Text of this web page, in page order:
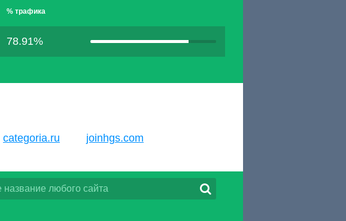
% трафика
78.91%
categoria.ru joinhgs.com